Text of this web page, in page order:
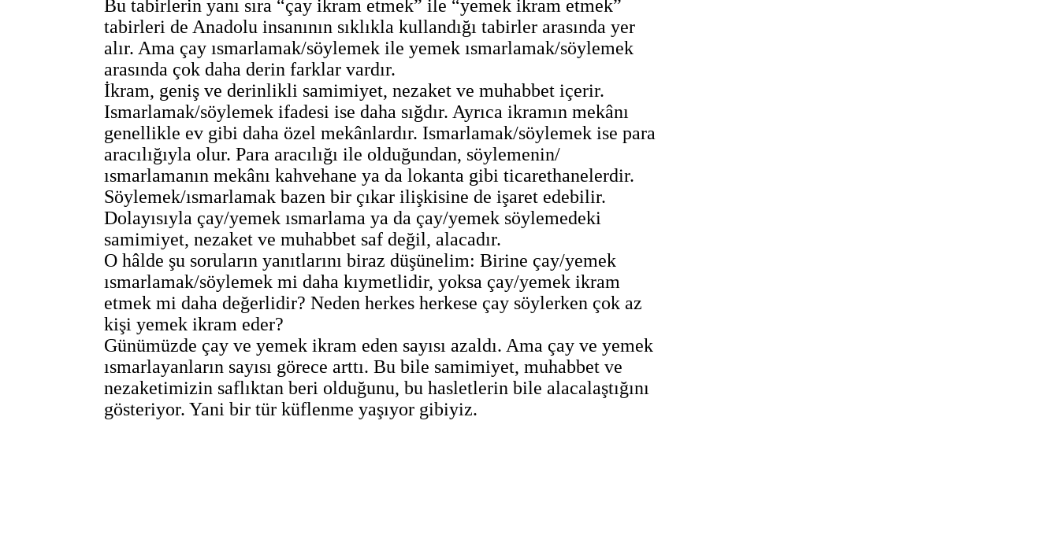
Bu tabirlerin yanı sıra “çay ikram etmek” ile “yemek ikram etmek”
tabirleri de Anadolu insanının sıklıkla kullandığı tabirler arasında yer
alır. Ama çay ısmarlamak/söylemek ile yemek ısmarlamak/söylemek
arasında çok daha derin farklar vardır.
İkram, geniş ve derinlikli samimiyet, nezaket ve muhabbet içerir.
Ismarlamak/söylemek ifadesi ise daha sığdır. Ayrıca ikramın mekânı
genellikle ev gibi daha özel mekânlardır. Ismarlamak/söylemek ise para
aracılığıyla olur. Para aracılığı ile olduğundan, söylemenin/
ısmarlamanın mekânı kahvehane ya da lokanta gibi ticarethanelerdir.
Söylemek/ısmarlamak bazen bir çıkar ilişkisine de işaret edebilir.
Dolayısıyla çay/yemek ısmarlama ya da çay/yemek söylemedeki
samimiyet, nezaket ve muhabbet saf değil, alacadır.
O hâlde şu soruların yanıtlarını biraz düşünelim: Birine çay/yemek
ısmarlamak/söylemek mi daha kıymetlidir, yoksa çay/yemek ikram
etmek mi daha değerlidir? Neden herkes herkese çay söylerken çok az
kişi yemek ikram eder?
Günümüzde çay ve yemek ikram eden sayısı azaldı. Ama çay ve yemek
ısmarlayanların sayısı görece arttı. Bu bile samimiyet, muhabbet ve
nezaketimizin saflıktan beri olduğunu, bu hasletlerin bile alacalaştığını
gösteriyor. Yani bir tür küflenme yaşıyor gibiyiz.